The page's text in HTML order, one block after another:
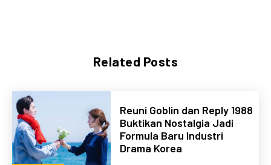
Related Posts
Reuni Goblin dan Reply 1988
Buktikan Nostalgia Jadi
Formula Baru Industri
Drama Korea